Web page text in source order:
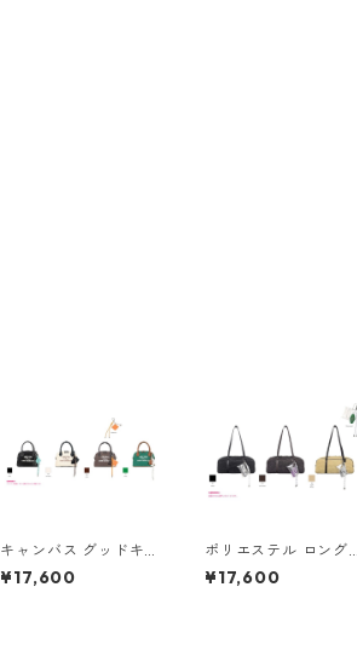
キャンバス グッドキャ
ラ ボストンS 【STORY
ストーリー 26夏バッ
¥17,600
ポリエステル ロング
ボストンM 【STORY
ストーリー 26夏バッ
¥17,600